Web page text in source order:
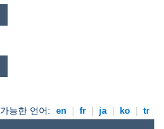
가능한 언어: en fr ja ko tr